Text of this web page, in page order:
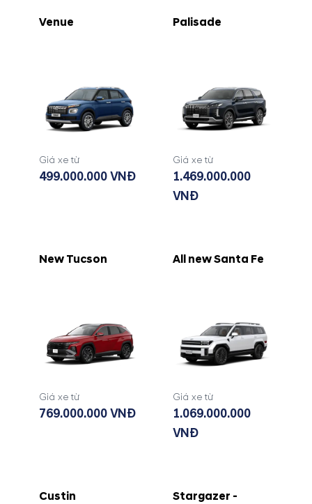
Venue
Giá xe từ
499.000.000 VNĐ
Palisade
Giá xe từ
1.469.000.000
VNĐ
New Tucson
Giá xe từ
769.000.000 VNĐ
All new Santa Fe
Giá xe từ
1.069.000.000
VNĐ
Custin
Stargazer -